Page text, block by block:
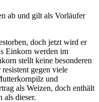
ab und gilt als Vorläufer
doch jetzt wird er
Einkorn werden im
stellt keine besonderen
gegen viele
und
als Weizen, doch enthält
als dieser.